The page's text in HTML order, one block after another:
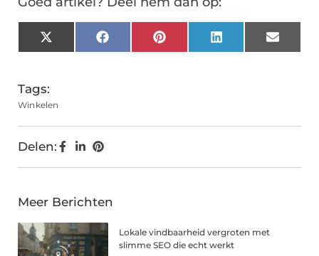
X
(Twitter)
FacebookPinterestLinkedInEmail
Tags:
Winkelen
Delen:
Meer Berichten
Lokale vindbaarheid vergroten met
slimme SEO die echt werkt